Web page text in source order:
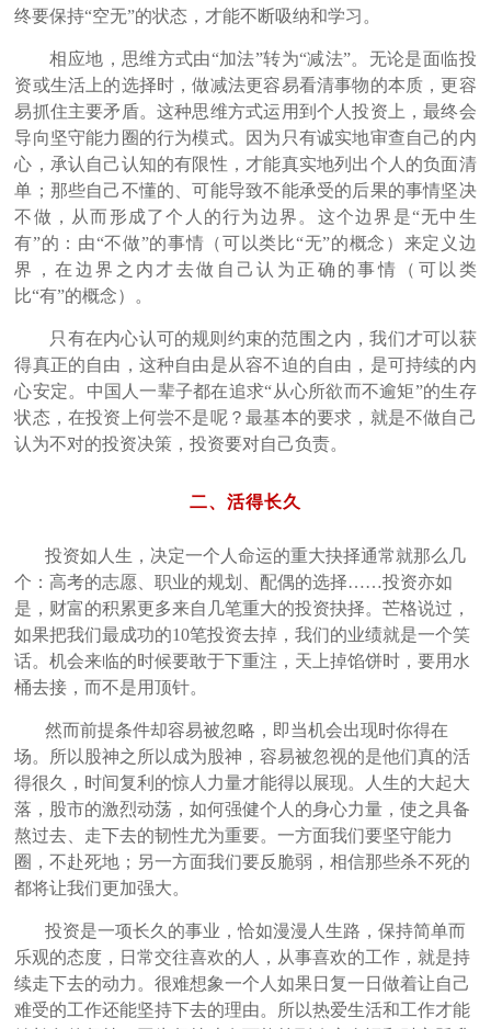
终要保持“空无”的状态，才能不断吸纳和学习。
相应地，思维方式由“加法”转为“减法”。无论是面临投
资或生活上的选择时，做减法更容易看清事物的本质，更容
易抓住主要矛盾。这种思维方式运用到个人投资上，最终会
导向坚守能力圈的行为模式。因为只有诚实地审查自己的内
心，承认自己认知的有限性，才能真实地列出个人的负面清
单；那些自己不懂的、可能导致不能承受的后果的事情坚决
不做，从而形成了个人的行为边界。这个边界是“无中生
有”的：由“不做”的事情（可以类比“无”的概念）来定义边
界，在边界之内才去做自己认为正确的事情（可以类
比“有”的概念）。
只有在内心认可的规则约束的范围之内，我们才可以获
得真正的自由，这种自由是从容不迫的自由，是可持续的内
心安定。中国人一辈子都在追求“从心所欲而不逾矩”的生存
状态，在投资上何尝不是呢？最基本的要求，就是不做自己
认为不对的投资决策，投资要对自己负责。
二、活得长久
投资如人生，决定一个人命运的重大抉择通常就那么几
个：高考的志愿、职业的规划、配偶的选择……投资亦如
是，财富的积累更多来自几笔重大的投资抉择。芒格说过，
如果把我们最成功的10笔投资去掉，我们的业绩就是一个笑
话。机会来临的时候要敢于下重注，天上掉馅饼时，要用水
桶去接，而不是用顶针。
然而前提条件却容易被忽略，即当机会出现时你得在
场。所以股神之所以成为股神，容易被忽视的是他们真的活
得很久，时间复利的惊人力量才能得以展现。人生的大起大
落，股市的激烈动荡，如何强健个人的身心力量，使之具备
熬过去、走下去的韧性尤为重要。一方面我们要坚守能力
圈，不赴死地；另一方面我们要反脆弱，相信那些杀不死的
都将让我们更加强大。
投资是一项长久的事业，恰如漫漫人生路，保持简单而
乐观的态度，日常交往喜欢的人，从事喜欢的工作，就是持
续走下去的动力。很难想象一个人如果日复一日做着让自己
难受的工作还能坚持下去的理由。所以热爱生活和工作才能